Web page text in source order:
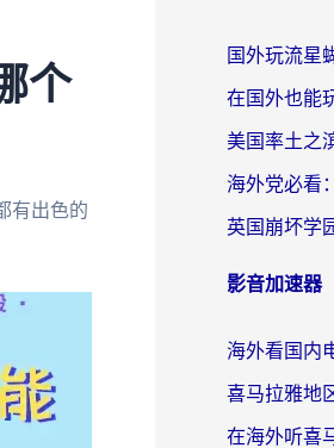
个
有出色的
影音加速器